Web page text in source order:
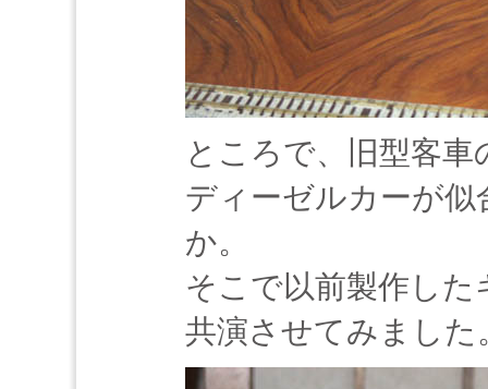
ところで、旧型客
ディーゼルカーが
か。
そこで以前製作した
共演させてみました